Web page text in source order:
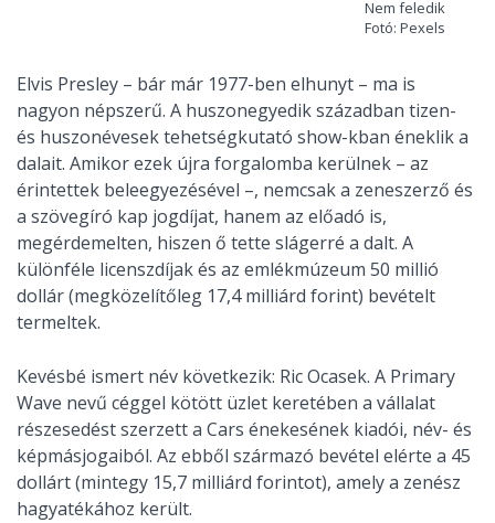
Nem feledik
Fotó: Pexels
Elvis Presley – bár már 1977-ben elhunyt – ma is
nagyon népszerű. A huszonegyedik században tizen-
és huszonévesek tehetségkutató show-kban éneklik a
dalait. Amikor ezek újra forgalomba kerülnek – az
érintettek beleegyezésével –, nemcsak a zeneszerző és
a szövegíró kap jogdíjat, hanem az előadó is,
megérdemelten, hiszen ő tette slágerré a dalt. A
különféle licenszdíjak és az emlékmúzeum 50 millió
dollár (megközelítőleg 17,4 milliárd forint) bevételt
termeltek.
Kevésbé ismert név következik: Ric Ocasek. A Primary
Wave nevű céggel kötött üzlet keretében a vállalat
részesedést szerzett a Cars énekesének kiadói, név- és
képmásjogaiból. Az ebből származó bevétel elérte a 45
dollárt (mintegy 15,7 milliárd forintot), amely a zenész
hagyatékához került.